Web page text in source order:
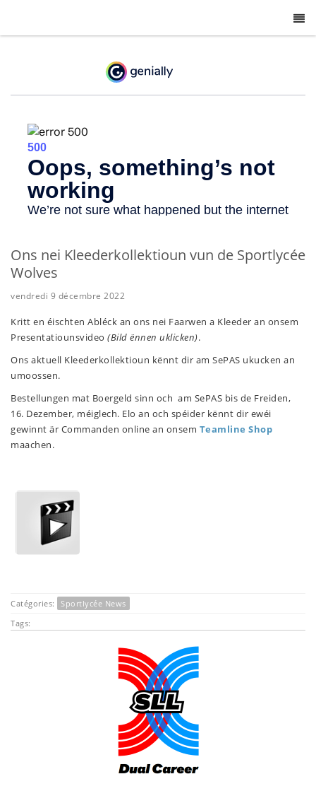
Ons nei Kleederkollektioun vun de Sportlycée
Wolves
vendredi 9 décembre 2022
Kritt en éischten Abléck an ons nei Faarwen a Kleeder an onsem
Presentatiounsvideo (Bild ënnen uklicken).
Ons aktuell Kleederkollektioun kënnt dir am SePAS ukucken an
umoossen.
Bestellungen mat Boergeld sinn och am SePAS bis de Freiden,
16. Dezember, méiglech. Elo an och spéider kënnt dir ewéi
gewinnt är Commanden online an onsem Teamline Shop
maachen.
Catégories:
Sportlycée News
Tags: